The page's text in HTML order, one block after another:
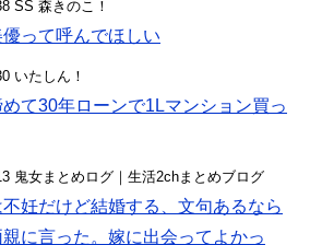
SS 森きのこ！
優って呼んでほしい
いたしん！
て30年ローンで1Lマンション買っ
鬼女まとめログ｜生活2chまとめブログ
不妊だけど結婚する、文句あるなら
に言った。嫁に出会ってよかっ